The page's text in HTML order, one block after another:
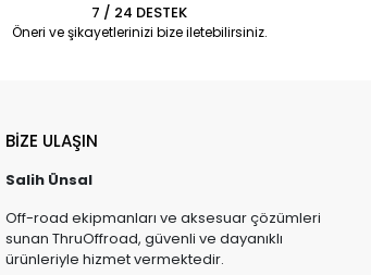
7 / 24 DESTEK
Öneri ve şikayetlerinizi bize iletebilirsiniz.
BİZE ULAŞIN
Salih Ünsal
Off-road ekipmanları ve aksesuar çözümleri
sunan ThruOffroad, güvenli ve dayanıklı
ürünleriyle hizmet vermektedir.